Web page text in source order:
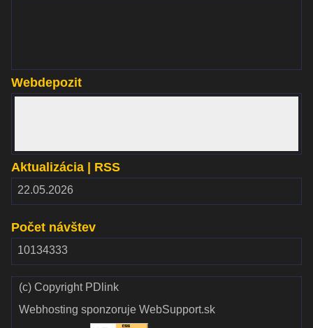
Webdepozit
Počet návštev
10134333
Aktualizácia | RSS
22.05.2026
(c) Copyright PDlink
Webhosting sponzoruje WebSupport.sk
Validate CSS